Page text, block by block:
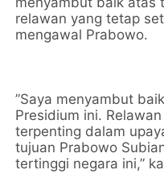
relawan yang tetap
mengawal Prabowo.
”Saya menyambut
Presidium ini.
terpenting dalam
tujuan Prabowo
tertinggi negara ini,”